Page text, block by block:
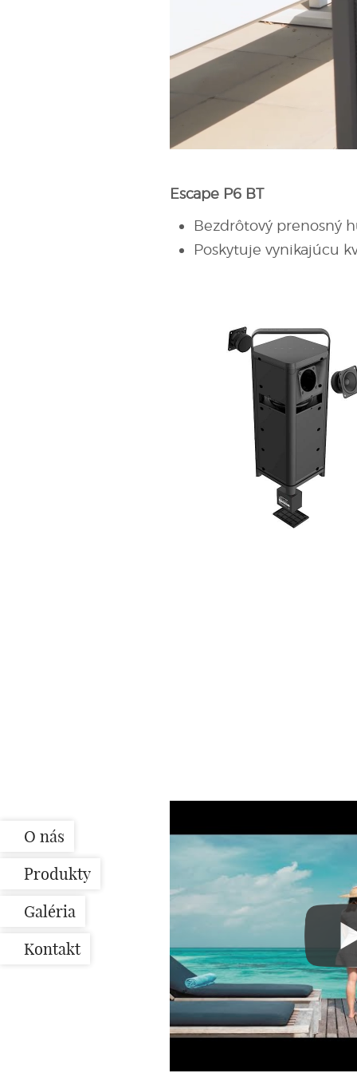
O nás
Produkty
Galéria
Kontakt
Escape P6 BT
Bezdrôtový prenosný
Poskytuje vynikajúcu